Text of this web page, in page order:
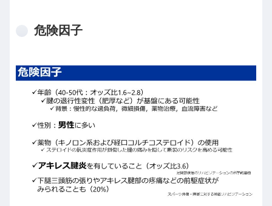
危険因子